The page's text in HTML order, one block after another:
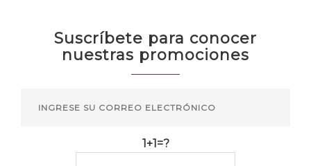
Suscríbete para conocer
nuestras promociones
1+1=?